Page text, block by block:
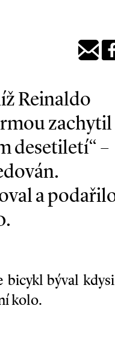
Reinaldo
zachytil
desetiletí“ –
a
bicykl býval
kolo.